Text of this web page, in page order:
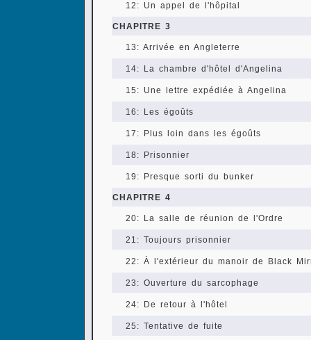
12: Un appel de l'hôpital
CHAPITRE 3
13: Arrivée en Angleterre
14: La chambre d'hôtel d'Angelina
15: Une lettre expédiée à Angelina
16: Les égoûts
17: Plus loin dans les égoûts
18: Prisonnier
19: Presque sorti du bunker
CHAPITRE 4
20: La salle de réunion de l'Ordre
21: Toujours prisonnier
22: À l'extérieur du manoir de Black
23: Ouverture du sarcophage
24: De retour à l'hôtel
25: Tentative de fuite